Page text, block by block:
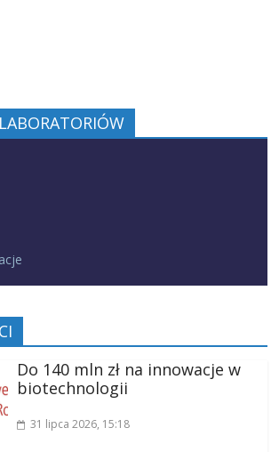
Do 140 mln zł na innowacje w
biotechnologii
31 lipca 2026, 15:18